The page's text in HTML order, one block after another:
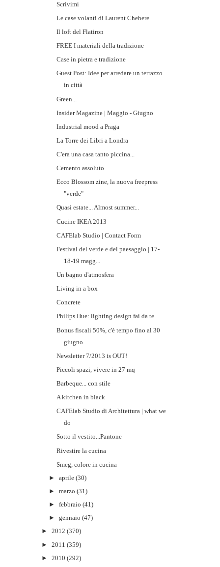
Scrivimi
Le case volanti di Laurent Chehere
Il loft del Flatiron
FREE I materiali della tradizione
Case in pietra e tradizione
Guest Post: Idee per arredare un terrazzo
in città
Green...
Insider Magazine | Maggio - Giugno
Industrial mood a Praga
La Torre dei Libri a Londra
C'era una casa tanto piccina...
Cemento assoluto
Ecco Blossom zine, la nuova freepress
"verde"
Quasi estate... Almost summer...
Cucine IKEA 2013
CAFElab Studio | Contact Form
Festival del verde e del paesaggio | 17-
18-19 magg...
Un bagno d'atmosfera
Living in a box
Concrete
Philips Hue: lighting design fai da te
Bonus fiscali 50%, c'è tempo fino al 30
giugno
Newsletter 7/2013 is OUT!
Piccoli spazi, vivere in 27 mq
Barbeque... con stile
A kitchen in black
CAFElab Studio di Architettura | what we
do
Sotto il vestito...Pantone
Rivestire la cucina
Smeg, colore in cucina
►aprile (30)
►marzo (31)
►febbraio (41)
►gennaio (47)
► 2012 (370)
► 2011 (359)
► 2010 (292)